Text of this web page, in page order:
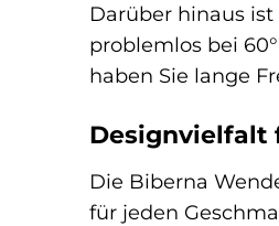
Darüber hinaus
problemlos bei
haben Sie lange
Designvielfalt
Die Biberna
für jeden